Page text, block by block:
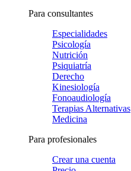
Para consultantes
Especialidades
Psicología
Nutrición
Psiquiatría
Derecho
Kinesiología
Fonoaudiología
Terapias Alternativas
Medicina
Para profesionales
Crear una cuenta